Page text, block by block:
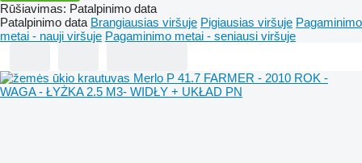
Rūšiavimas: Patalpinimo data
Patalpinimo data Brangiausias viršuje Pigiausias viršuje Pagaminimo
metai - nauji viršuje Pagaminimo metai - seniausi viršuje